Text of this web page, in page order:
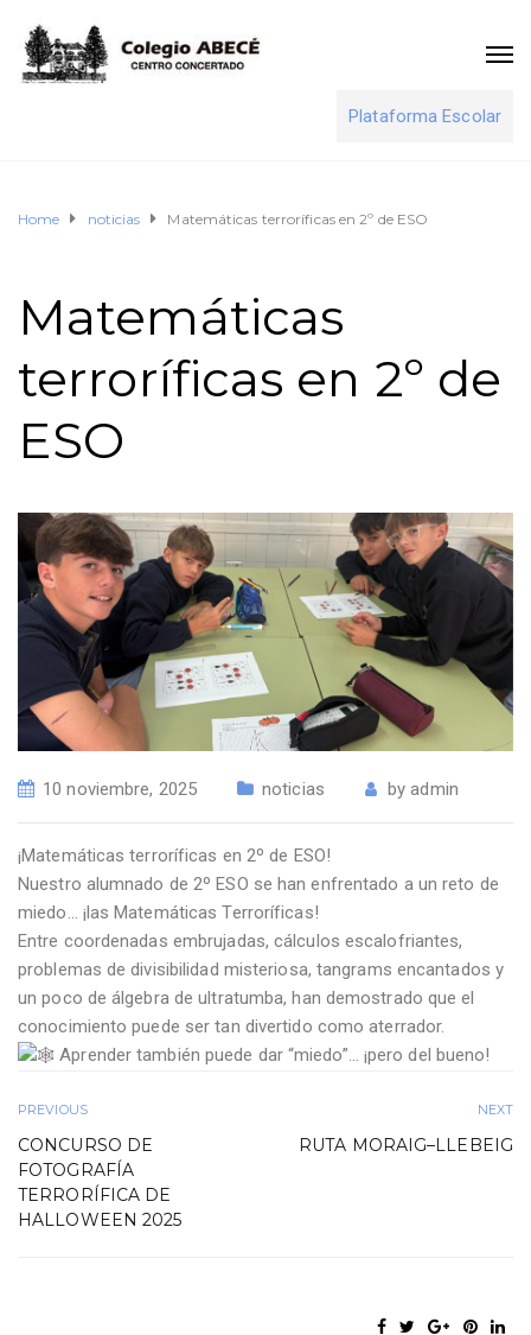
Plataforma Escolar
Home noticias Matemáticas terroríficas en 2º de ESO
Matemáticas
terroríficas en 2º de
ESO
10 noviembre, 2025 noticias byadmin
¡Matemáticas terroríficas en 2º de ESO!
Nuestro alumnado de 2º ESO se han enfrentado a un reto de
miedo… ¡las Matemáticas Terroríficas!
Entre coordenadas embrujadas, cálculos escalofriantes,
problemas de divisibilidad misteriosa, tangrams encantados y
un poco de álgebra de ultratumba, han demostrado que el
conocimiento puede ser tan divertido como aterrador.
Aprender también puede dar “miedo”… ¡pero del bueno!
PREVIOUS
CONCURSO DE
FOTOGRAFÍA
TERRORÍFICA DE
HALLOWEEN 2025
NEXT
RUTA MORAIG–LLEBEIG